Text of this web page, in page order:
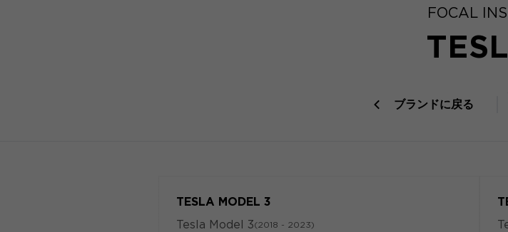
FOCAL
ブランドに戻る
TESLA MODEL 3
Tesla Model 3(2018 - 2023)